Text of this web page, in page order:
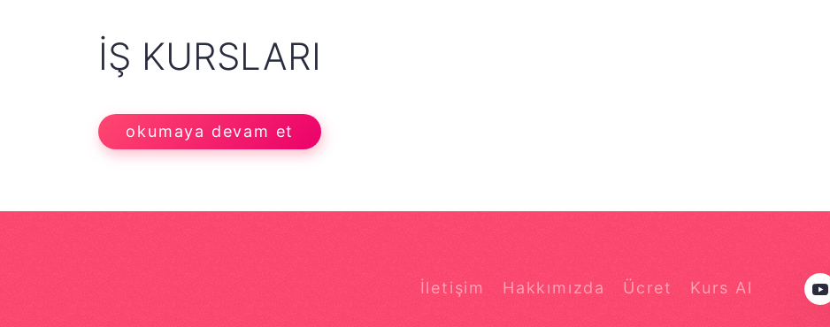
İŞ KURSLARI
okumaya devam et
İletişim Hakkımızda Ücret Kurs Al